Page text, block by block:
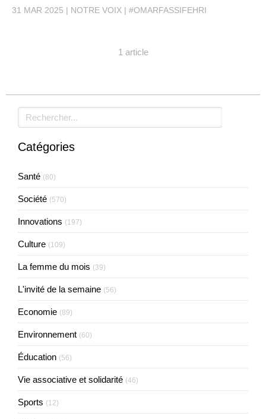
31 MAR 2025
NOTRE VOIX #OMARFASSIFEHRI
1 article
Rechercher
Catégories
Santé (80)
Société (570)
Innovations (197)
Culture (109)
La femme du mois (39)
L'invité de la semaine (56)
Economie (89)
Environnement (60)
Éducation (56)
Vie associative et solidarité (46)
Sports (12)